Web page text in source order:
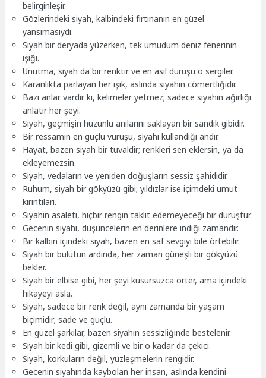
belirginleşir.
Gözlerindeki siyah, kalbindeki fırtınanın en güzel
yansımasıydı.
Siyah bir deryada yüzerken, tek umudum deniz fenerinin
ışığı.
Unutma, siyah da bir renktir ve en asil duruşu o sergiler.
Karanlıkta parlayan her ışık, aslında siyahın cömertliğidir.
Bazı anlar vardır ki, kelimeler yetmez; sadece siyahın ağırlığı
anlatır her şeyi.
Siyah, geçmişin hüzünlü anılarını saklayan bir sandık gibidir.
Bir ressamın en güçlü vuruşu, siyahı kullandığı andır.
Hayat, bazen siyah bir tuvaldir; renkleri sen eklersin, ya da
ekleyemezsin.
Siyah, vedaların ve yeniden doğuşların sessiz şahididir.
Ruhum, siyah bir gökyüzü gibi; yıldızlar ise içimdeki umut
kırıntıları.
Siyahın asaleti, hiçbir rengin taklit edemeyeceği bir duruştur.
Gecenin siyahı, düşüncelerin en derinlere indiği zamandır.
Bir kalbin içindeki siyah, bazen en saf sevgiyi bile örtebilir.
Siyah bir bulutun ardında, her zaman güneşli bir gökyüzü
bekler.
Siyah bir elbise gibi, her şeyi kusursuzca örter, ama içindeki
hikayeyi asla.
Siyah, sadece bir renk değil, aynı zamanda bir yaşam
biçimidir; sade ve güçlü.
En güzel şarkılar, bazen siyahın sessizliğinde bestelenir.
Siyah bir kedi gibi, gizemli ve bir o kadar da çekici.
Siyah, korkuların değil, yüzleşmelerin rengidir.
Gecenin siyahında kaybolan her insan, aslında kendini